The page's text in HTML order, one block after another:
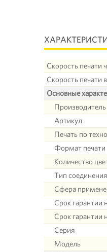
Скорость
Скорость печати
Основные
Производитель
Артикул
Печать по
Формат печати
Количество
Тип соединения
Сфера
Срок гарантии
Срок
Серия
Модель